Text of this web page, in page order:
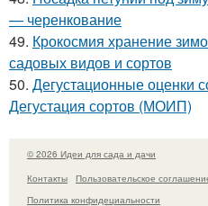
— черенкование
49. Крокосмия хранение
садовых видов и сортов
50. Дегустационные оценки
Дегустация сортов (МОИП)
© 2026 Идеи для сада и дачи
Контакты
Пользовательское
Политика конфидециальности